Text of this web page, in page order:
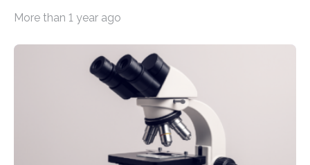
hochrangige wissenschaftliche Publikation zum Thema
Schlaganfall“ mit Sitz in Würzburg fördert die
Schlaganfallforschung, um die Behandlung der
Betroffenen zu verbessern. Dazu schreibt sie auch in
diesem Jahr wieder deutschlandweit den Hentschel-
Preis aus. Er richtet sich gezielt an jüngere
Forscherinnen und Forscher unter 40 Jahren. Geehrt
werden soll eine herausragende Doktorarbeit oder eine
More than 1 year ago